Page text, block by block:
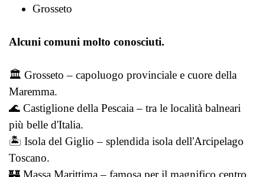
Grosseto
Alcuni comuni molto conosciuti.
🏛️ Grosseto – capoluogo provinciale e cuore della
Maremma.
🌊 Castiglione della Pescaia – tra le località balneari
più belle d'Italia.
🏝️ Isola del Giglio – splendida isola dell'Arcipelago
Toscano.
🏰 Massa Marittima – famosa per il magnifico centro